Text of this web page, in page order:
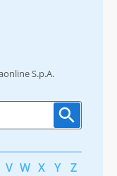
S.p.A.
V W X Y Z